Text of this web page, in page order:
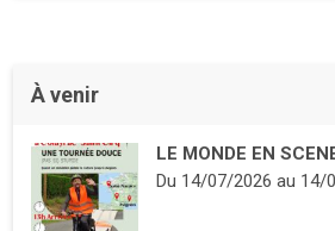
À venir
LE MONDE EN
Du 14/07/2026au 14/